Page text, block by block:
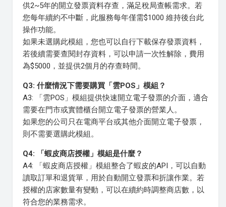
供2~5年的開立發票資料存查，滿足稅局查帳需求。若
您每年續約不中斷，此服務每年僅需$1000 維持後台此
操作功能。
如果未選購此模組，您也可以自行下載保存發票資料，
若後續需要查閱封存資料，可以申請一次性解除，費用
為$5000，並提供2個月的存查時間。
Q3: 什麼情況下需要購買「雲POS」模組？
A3: 「雲POS」模組提供快速開立電子發票的介面，適合
需要在門市或實體櫃台開立電子發票的營業人。
如果您的公司只在電商平台或其他介面開立電子發票，
則不需要選購此模組。
Q4: 「蝦皮商店授權」模組是什麼？
A4: 「蝦皮商店授權」模組整合了蝦皮的API，可以自動
讀取訂單和退貨單，用於自動開立發票和折讓作業。若
授權的店家數量有變動，可以在續約時調整商店數，以
符合您的業務需求。